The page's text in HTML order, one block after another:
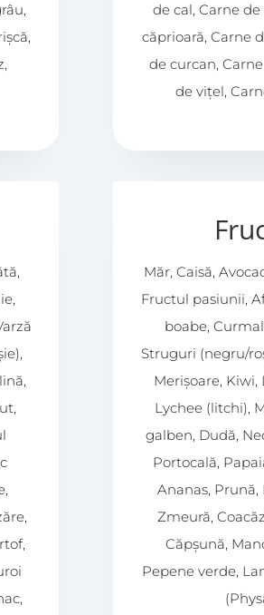
de cal, Carne
căprioară, Carne
de curcan,
de vițel,
Măr, Caisă,
Fructul pasiunii,
boabe,
Struguri (negru/
Merișoare,
Lychee (litchi),
galben, Dudă,
Portocală,
Ananas, Prună,
Zmeură,
Căpșună,
Pepene verde,